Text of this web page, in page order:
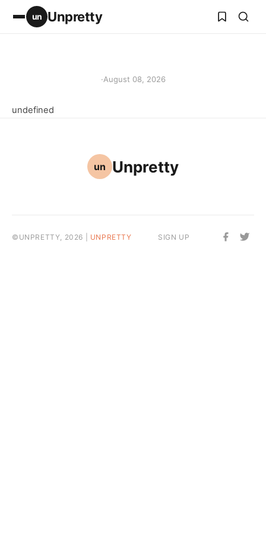
un Unpretty
·August 08, 2026
undefined
un Unpretty
©UNPRETTY, 2026 | UNPRETTY SIGN UP